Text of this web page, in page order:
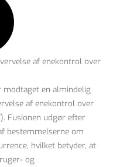
af enekontrol over
en almindelig
af enekontrol over
Fusionen udgør efter
bestemmelserne om
hvilket betyder, at
og